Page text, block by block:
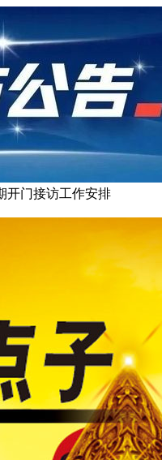
开门接访工作安排